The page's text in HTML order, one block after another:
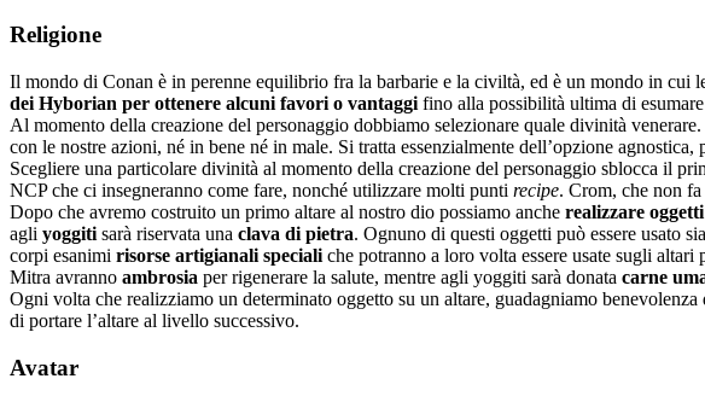
Religione
Il mondo di Conan è in perenne equilibrio fra la barbarie e la civiltà, ed è un mondo in
dei Hyborian per ottenere alcuni favori o vantaggi fino alla possibilità ultima di
Al momento della creazione del personaggio dobbiamo selezionare quale divinità
con le nostre azioni, né in bene né in male. Si tratta essenzialmente dell’opzione
Scegliere una particolare divinità al momento della creazione del personaggio sblocca il
NCP che ci insegneranno come fare, nonché utilizzare molti punti recipe. Crom, che non
Dopo che avremo costruito un primo altare al nostro dio possiamo anche realizzare
agli yoggiti sarà riservata una clava di pietra. Ognuno di questi oggetti può essere usato
corpi esanimi risorse artigianali speciali che potranno a loro volta essere usate sugli
Mitra avranno ambrosia per rigenerare la salute, mentre agli yoggiti sarà donata carne
Ogni volta che realizziamo un determinato oggetto su un altare, guadagniamo
di portare l’altare al livello successivo.
Avatar